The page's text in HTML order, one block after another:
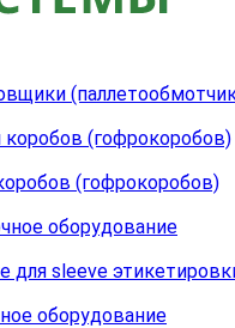
(гофрокоробов)
(гофрокоробов)
оборудование
для sleeve
оборудование